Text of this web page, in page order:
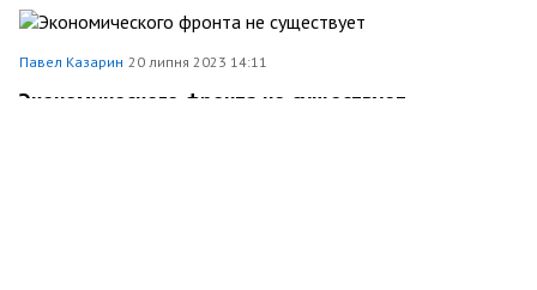
Павел Казарин 20 липня 2023 14:11
Экономического фронта не существует